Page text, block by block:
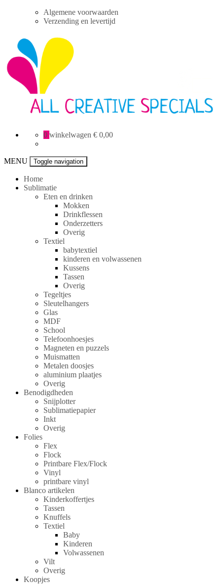
Algemene voorwaarden
Verzending en levertijd
Creative
0 winkelwagen € 0,00
MENU Toggle navigation
Home
Sublimatie
Eten en drinken
Mokken
Drinkflessen
Onderzetters
Overig
Textiel
babytextiel
kinderen en volwassenen
Kussens
Tassen
Overig
Tegeltjes
Sleutelhangers
Glas
MDF
School
Telefoonhoesjes
Magneten en puzzels
Muismatten
Metalen doosjes
aluminium plaatjes
Overig
Benodigdheden
Snijplotter
Sublimatiepapier
Inkt
Overig
Folies
Flex
Flock
Printbare Flex/Flock
Vinyl
printbare vinyl
Blanco artikelen
Kinderkoffertjes
Tassen
Knuffels
Textiel
Baby
Kinderen
Volwassenen
Vilt
Overig
Koopjes